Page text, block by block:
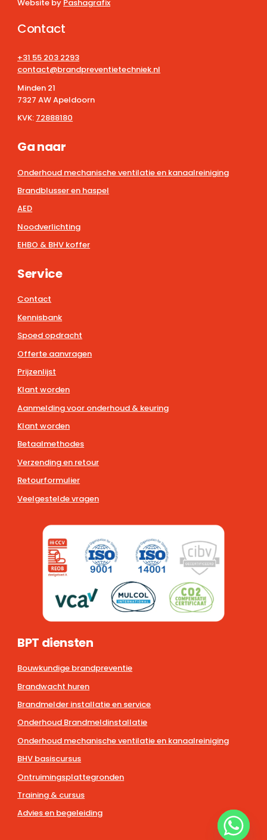
Website by Pashagrafix
Contact
+31 55 203 2293
contact@brandpreventietechniek.nl
Minden 21
7327 AW Apeldoorn
KVK: 72888180
Ga naar
Onderhoud mechanische ventilatie en kanaalreiniging
Brandblusser en haspel
AED
Noodverlichting
EHBO & BHV koffer
Service
Contact
Kennisbank
Spoed opdracht
Offerte aanvragen
Prijzenlijst
Klant worden
Aanmelding voor onderhoud & keuring
Klant worden
Betaalmethodes
Verzending en retour
Retourformulier
Veelgestelde vragen
BPT diensten
Bouwkundige brandpreventie
Brandwacht huren
Brandmelder installatie en service
Onderhoud Brandmeldinstallatie
Onderhoud mechanische ventilatie en kanaalreiniging
BHV basiscursus
Ontruimingsplattegronden
Training & cursus
Advies en begeleiding